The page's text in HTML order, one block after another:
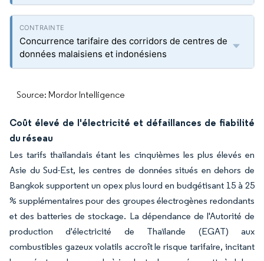
Concurrence tarifaire des corridors de centres de
données malaisiens et indonésiens
Source: Mordor Intelligence
Coût élevé de l'électricité et défaillances de fiabilité
du réseau
Les tarifs thaïlandais étant les cinquièmes les plus élevés en
Asie du Sud-Est, les centres de données situés en dehors de
Bangkok supportent un opex plus lourd en budgétisant 15 à 25
% supplémentaires pour des groupes électrogènes redondants
et des batteries de stockage. La dépendance de l'Autorité de
production d'électricité de Thaïlande (EGAT) aux
combustibles gazeux volatils accroît le risque tarifaire, incitant